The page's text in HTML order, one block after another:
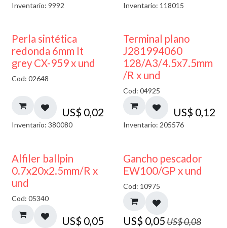
Inventario: 9992 Inventario: 118015
Perla sintética
redonda 6mm lt
grey CX-959 x und
Cod: 02648
US$ 0,02
Inventario: 380080
Terminal plano
J281994060
128/A3/4.5x7.5mm
/R x und
Cod: 04925
US$ 0,12
Inventario: 205576
Alfiler ballpin
0.7x20x2.5mm/R x
und
Cod: 05340
US$ 0,05
40% DESCUENTO
Gancho pescador
EW100/GP x und
Cod: 10975
US$ 0,05US$0,08